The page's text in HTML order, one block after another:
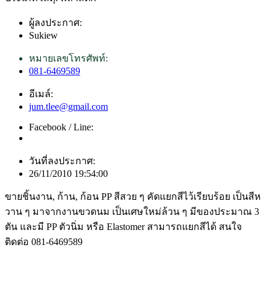
ผู้ลงประกาศ:
Sukiew
หมายเลขโทรศัพท์:
081-6469589
อีเมล์:
jum.tlee@gmail.com
Facebook / Line:
วันที่ลงประกาศ:
26/11/2010 19:54:00
ขายชิ้นงาน, ก้าน, ก้อน PP สีสวย ๆ คัดแยกสีไว้เรียบร้อย เป็นสีห
วาน ๆ มาจากงานขวดนม เป็นเศษใหม่ล้วน ๆ มีของประมาณ 3
ตัน และมี PP ตัวนิ่ม หรือ Elastomer สามารถแยกสีได้ สนใจ
ติดต่อ 081-6469589